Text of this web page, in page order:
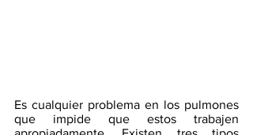
Es cualquier problema en los pulmones
que impide que estos trabajen